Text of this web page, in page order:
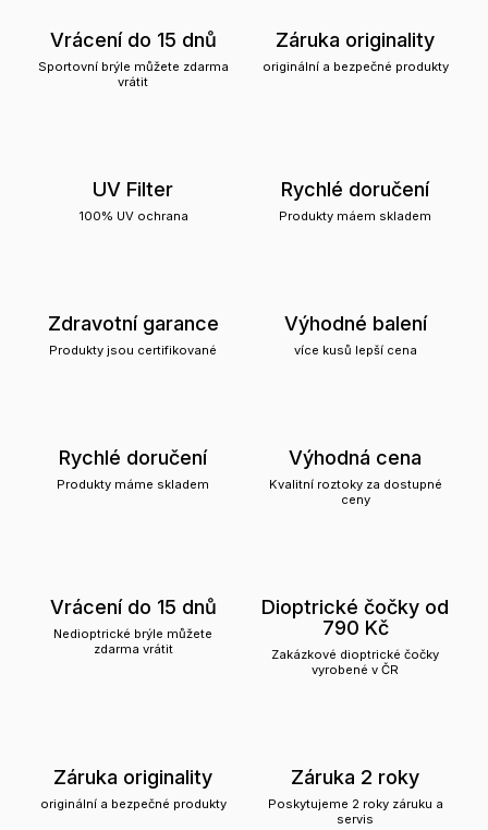
Vrácení do 15 dnů
Sportovní brýle můžete zdarma
vrátit
Záruka originality
originální a bezpečné produkty
UV Filter
100% UV ochrana
Rychlé doručení
Produkty máem skladem
Zdravotní garance
Produkty jsou certifikované
Výhodné balení
více kusů lepší cena
Rychlé doručení
Produkty máme skladem
Výhodná cena
Kvalitní roztoky za dostupné
ceny
Vrácení do 15 dnů
Nedioptrické brýle můžete
zdarma vrátit
Dioptrické čočky od
790 Kč
Zakázkové dioptrické čočky
vyrobené v ČR
Záruka originality
originální a bezpečné produkty
Záruka 2 roky
Poskytujeme 2 roky záruku a
servis